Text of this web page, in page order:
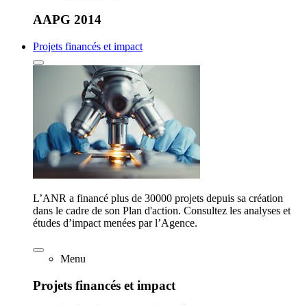
AAPG 2014
Projets financés et impact
L’ANR a financé plus de 30000 projets depuis sa création
dans le cadre de son Plan d'action. Consultez les analyses et
études d’impact menées par l’Agence.
Menu
Projets financés et impact